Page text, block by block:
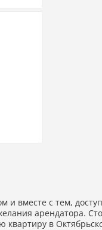
и вместе с тем,
арендатора.
в